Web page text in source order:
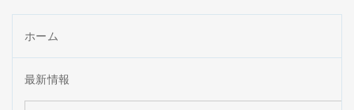
ホーム
最新情報